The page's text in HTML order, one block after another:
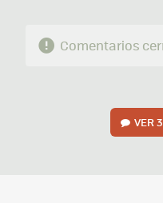
Comentarios
VER